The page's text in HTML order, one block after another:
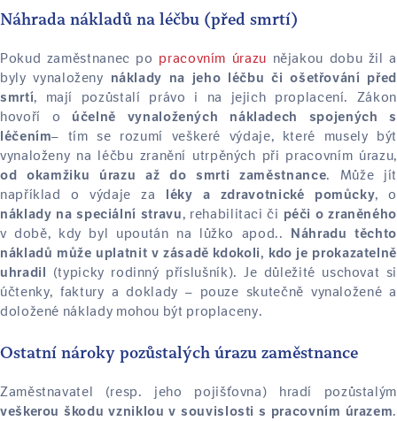
Náhrada nákladů na léčbu (před smrtí)
Pokud zaměstnanec po pracovním úrazu nějakou dobu žil a
byly vynaloženy náklady na jeho léčbu či ošetřování před
smrtí, mají pozůstalí právo i na jejich proplacení. Zákon
hovoří o
účelně vynaložených nákladech spojených s
léčením– tím se rozumí veškeré výdaje, které musely být
vynaloženy na léčbu zranění utrpěných při pracovním úrazu,
od okamžiku úrazu až do smrti zaměstnance. Může jít
například o výdaje za
léky a zdravotnické pomůcky, o
náklady na speciální stravu, rehabilitaci či péči o zraněného
v době, kdy byl upoután na lůžko apod..
Náhradu těchto
nákladů může uplatnit v zásadě kdokoli, kdo je prokazatelně
uhradil (typicky rodinný příslušník). Je důležité uschovat si
účtenky, faktury a doklady – pouze skutečně vynaložené a
doložené náklady mohou být proplaceny.
Ostatní nároky pozůstalých úrazu zaměstnance
Zaměstnavatel (resp. jeho pojišťovna) hradí pozůstalým
veškerou škodu vzniklou v souvislosti s pracovním úrazem.